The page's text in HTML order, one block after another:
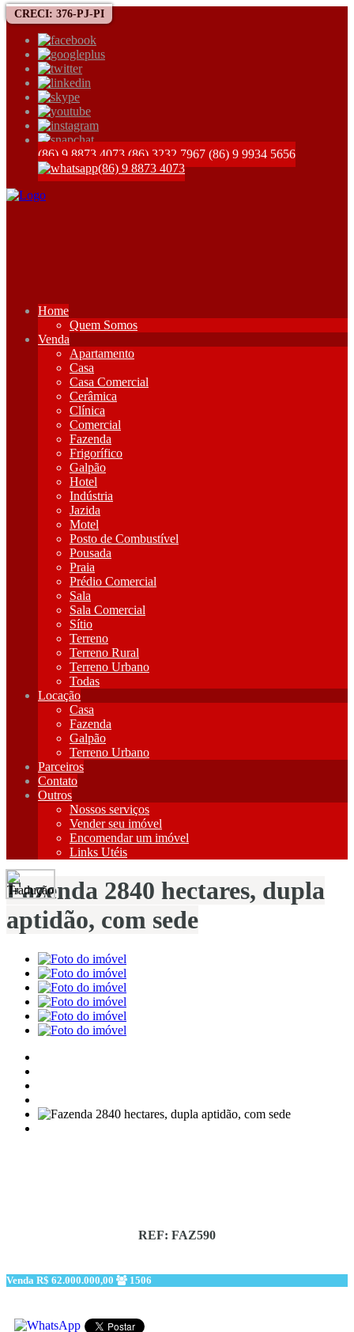
CRECI: 376-PJ-PI
(86) 9 8873 4073 (86) 3232 7967 (86) 9 9934 5656
(86) 9 8873 4073
Home
Quem Somos
Venda
Apartamento
Casa
Casa Comercial
Cerâmica
Clínica
Comercial
Fazenda
Frigorífico
Galpão
Hotel
Indústria
Jazida
Motel
Posto de Combustível
Pousada
Praia
Prédio Comercial
Sala
Sala Comercial
Sítio
Terreno
Terreno Rural
Terreno Urbano
Todas
Locação
Casa
Fazenda
Galpão
Terreno Urbano
Parceiros
Contato
Outros
Nossos serviços
Vender seu imóvel
Encomendar um imóvel
Links Utéis
Fazenda 2840 hectares, dupla
aptidão, com sede
REF: FAZ590
Venda R$ 62.000.000,00 1506